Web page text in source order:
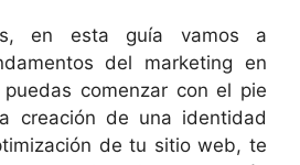
en esta guía vamos a
del marketing en
comenzar con el pie
creación de una identidad
de tu sitio web, te